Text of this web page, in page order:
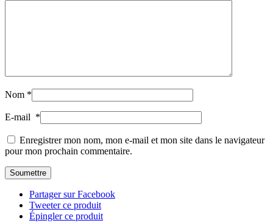
Nom *
E-mail *
Enregistrer mon nom, mon e-mail et mon site dans le navigateur
pour mon prochain commentaire.
Partager sur Facebook
Tweeter ce produit
Épingler ce produit